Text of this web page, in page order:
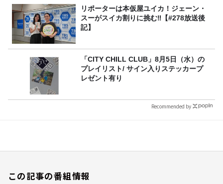
リポーターは本仮屋ユイカ！ジェーン・
スーがスイカ割りに挑む‼【#278放送後
記】
「CITY CHILL CLUB」8月5日（水）の
プレイリスト/ サイン入りステッカープ
レゼント有り
Recommended by
この記事の番組情報